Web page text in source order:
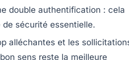
double authentification : cela
sécurité essentielle.
alléchantes et les
sens reste la meilleure